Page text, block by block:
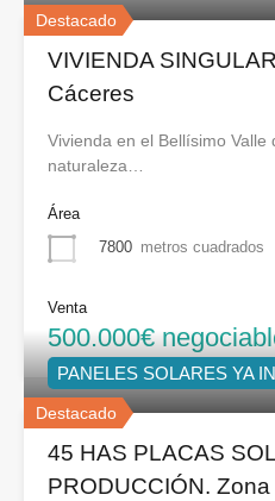
Destacado
VIVIENDA
Cáceres
Vivienda en el Bellísimo Valle
naturaleza…
Área
7800 metros cuadrados
Venta
500.000€
Destacado
PANELES SOLARES YA
45 HAS PLACAS
PRODUCCIÓN.